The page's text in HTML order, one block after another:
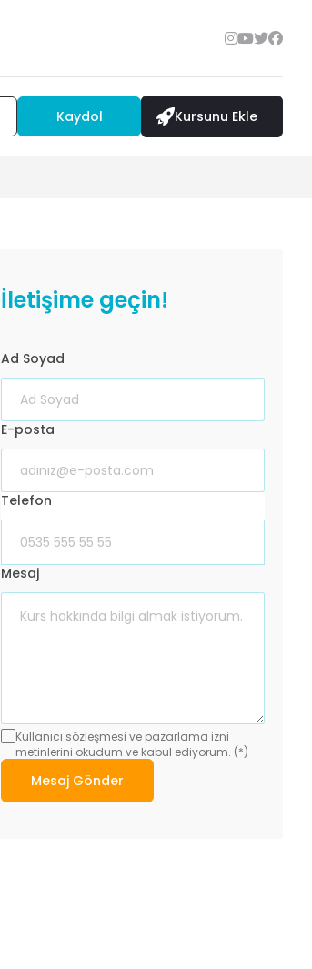
Kaydol Kursunu Ekle
İletişime geçin!
Ad Soyad
E-posta
Telefon
Mesaj
Kullanıcı sözleşmesi ve pazarlama izni
metinlerini okudum ve kabul ediyorum. (*)
Mesaj Gönder